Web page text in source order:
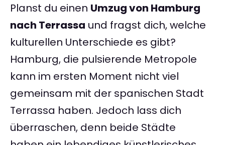
Planst du einen Umzug von Hamburg
nach Terrassa und fragst dich, welche
kulturellen Unterschiede es gibt?
Hamburg, die pulsierende Metropole
kann im ersten Moment nicht viel
gemeinsam mit der spanischen Stadt
Terrassa haben. Jedoch lass dich
überraschen, denn beide Städte